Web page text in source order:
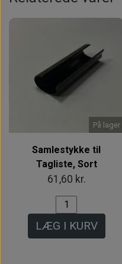
På lager
Samlestykke til
Tagliste, Sort
61,60 kr.
LÆG I KURV